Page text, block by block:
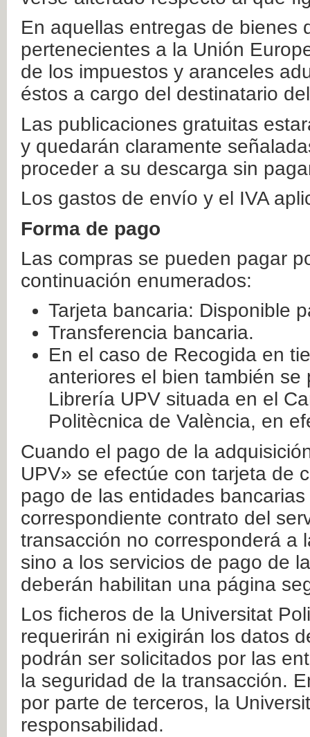
En aquellas entregas de bienes
pertenecientes a la Unión
de los impuestos y aranceles
éstos a cargo del destinatario
Las publicaciones gratuitas
y quedarán claramente
proceder a su descarga sin
Los gastos de envío y el IVA
Forma de pago
Las compras se pueden pagar
continuación enumerados:
Tarjeta bancaria: Disponible
Transferencia bancaria.
En el caso de Recogida en
anteriores el bien también
Librería UPV situada en el
Politècnica de València, en
Cuando el pago de la
UPV» se efectúe con tarjeta de
pago de las entidades
correspondiente contrato del
transacción no corresponderá a
sino a los servicios de pago de
deberán habilitan una página
Los ficheros de la Universitat
requerirán ni exigirán los datos
podrán ser solicitados por las
la seguridad de la transacción.
por parte de terceros, la
responsabilidad.